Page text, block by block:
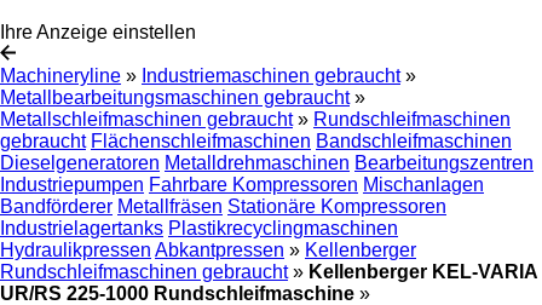
Ihre Anzeige einstellen
Machineryline » Industriemaschinen gebraucht »
Metallbearbeitungsmaschinen gebraucht »
Metallschleifmaschinen gebraucht » Rundschleifmaschinen
gebraucht Flächenschleifmaschinen Bandschleifmaschinen
Dieselgeneratoren Metalldrehmaschinen Bearbeitungszentren
Industriepumpen Fahrbare Kompressoren Mischanlagen
Bandförderer Metallfräsen Stationäre Kompressoren
Industrielagertanks Plastikrecyclingmaschinen
Hydraulikpressen Abkantpressen » Kellenberger
Rundschleifmaschinen gebraucht » Kellenberger KEL-VARIA
UR/RS 225-1000 Rundschleifmaschine »